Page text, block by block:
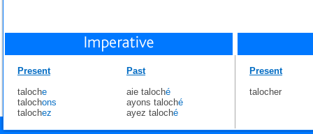
Present
taloche
talochons
talochez
Past
aie taloché
ayons taloché
ayez taloché
Present
talocher